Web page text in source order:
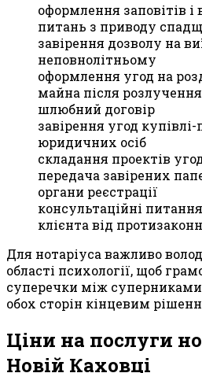
оформлення заповітів
питань з приводу
завірення дозволу на
неповнолітньому
оформлення угод на
майна після розлучення
шлюбний договір
завірення угод
юридичних осіб
складання проектів
передача завірених
органи реєстрації
консультаційні
клієнта від
Для нотаріуса важливо
області психології, щоб
суперечки між
обох сторін кінцевим
Ціни на послуги
Новій Каховці